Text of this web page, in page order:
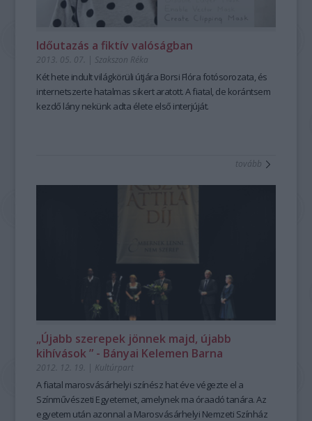
Időutazás a fiktív valóságban
2013. 05. 07. | Szakszon Réka
Két hete indult világkörüli útjára Borsi Flóra fotósorozata, és
internetszerte hatalmas sikert aratott. A fiatal, de korántsem
kezdő lány nekünk adta élete első interjúját.
tovább
„Újabb szerepek jönnek majd, újabb
kihívások ” - Bányai Kelemen Barna
2012. 12. 19. | Kultúrpart
A fiatal marosvásárhelyi színész hat éve végezte el a
Színművészeti Egyetemet, amelynek ma óraadó tanára. Az
egyetem után azonnal a Marosvásárhelyi Nemzeti Színház